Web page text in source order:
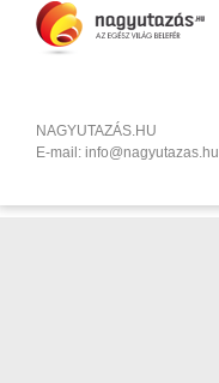
NAGYUTAZÁS.HU
E-mail: info@nagyutazas.hu